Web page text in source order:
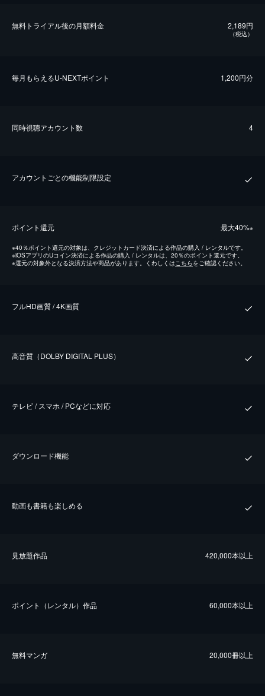
無料トライアル後の⽉額料金 2,189円
（税込）
毎⽉もらえるU-NEXTポイント 1,200円分
同時視聴アカウント数 4
アカウントごとの機能制限設定
ポイント還元 最⼤40%※
※40％ポイント還元の対象は、クレジットカード決済による作品の購入 / レンタルです。
※iOSアプリのUコイン決済による作品の購入 / レンタルは、20％のポイント還元です。
※還元の対象外となる決済方法や商品があります。くわしくは こちらをご確認ください。
フルHD画質 / 4K画質
⾼⾳質（DOLBY DIGITAL PLUS）
テレビ / スマホ / PCなどに対応
ダウンロード機能
動画も書籍も楽しめる
⾒放題作品 420,000本以上
ポイント（レンタル）作品 60,000本以上
無料マンガ 20,000冊以上